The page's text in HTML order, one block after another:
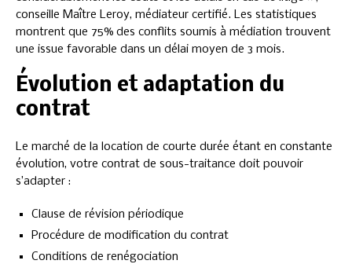
conseille Maître Leroy, médiateur certifié. Les statistiques
montrent que 75% des conflits soumis à médiation trouvent
une issue favorable dans un délai moyen de 3 mois.
Évolution et adaptation du
contrat
Le marché de la location de courte durée étant en constante
évolution, votre contrat de sous-traitance doit pouvoir
s’adapter :
Clause de révision périodique
Procédure de modification du contrat
Conditions de renégociation